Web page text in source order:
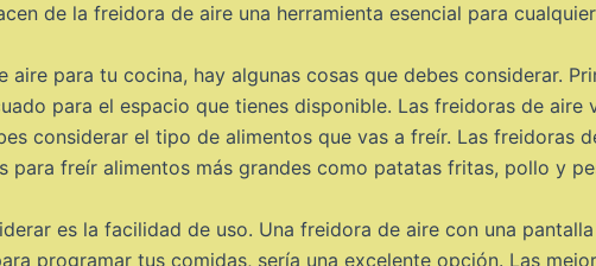
de la freidora de aire una herramienta esencial para
para tu cocina, hay algunas cosas que debes considerar.
para el espacio que tienes disponible. Las freidoras de aire
considerar el tipo de alimentos que vas a freír. Las freidoras
para freír alimentos más grandes como patatas fritas, pollo y
es la facilidad de uso. Una freidora de aire con una
programar tus comidas, sería una excelente opción. Las